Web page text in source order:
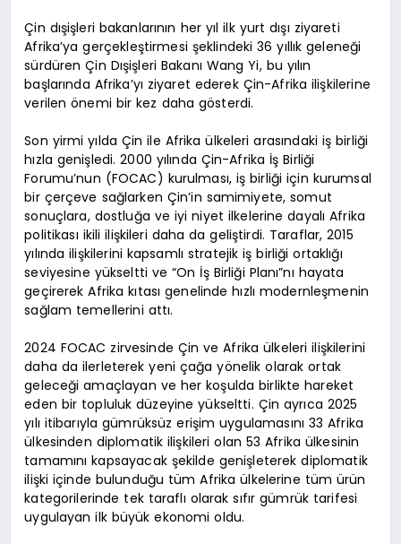
Çin dışişleri bakanlarının her yıl ilk yurt dışı ziyareti
Afrika’ya gerçekleştirmesi şeklindeki 36 yıllık geleneği
sürdüren Çin Dışişleri Bakanı Wang Yi, bu yılın
başlarında Afrika’yı ziyaret ederek Çin-Afrika ilişkilerine
verilen önemi bir kez daha gösterdi.
Son yirmi yılda Çin ile Afrika ülkeleri arasındaki iş birliği
hızla genişledi. 2000 yılında Çin-Afrika İş Birliği
Forumu’nun (FOCAC) kurulması, iş birliği için kurumsal
bir çerçeve sağlarken Çin’in samimiyete, somut
sonuçlara, dostluğa ve iyi niyet ilkelerine dayalı Afrika
politikası ikili ilişkileri daha da geliştirdi. Taraflar, 2015
yılında ilişkilerini kapsamlı stratejik iş birliği ortaklığı
seviyesine yükseltti ve “On İş Birliği Planı”nı hayata
geçirerek Afrika kıtası genelinde hızlı modernleşmenin
sağlam temellerini attı.
2024 FOCAC zirvesinde Çin ve Afrika ülkeleri ilişkilerini
daha da ilerleterek yeni çağa yönelik olarak ortak
geleceği amaçlayan ve her koşulda birlikte hareket
eden bir topluluk düzeyine yükseltti. Çin ayrıca 2025
yılı itibarıyla gümrüksüz erişim uygulamasını 33 Afrika
ülkesinden diplomatik ilişkileri olan 53 Afrika ülkesinin
tamamını kapsayacak şekilde genişleterek diplomatik
ilişki içinde bulunduğu tüm Afrika ülkelerine tüm ürün
kategorilerinde tek taraflı olarak sıfır gümrük tarifesi
uygulayan ilk büyük ekonomi oldu.